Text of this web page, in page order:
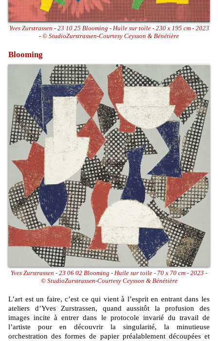
Yves Zurstrassen - 23 10 25 Blooming - Huile sur toile - 230 x 195 cm - 2023
- © StudioZurstrassen-Courtesy Ceysson & Bénétière
Blooming
Yves Zurstrassen - 23 06 02 Blooming - Huile sur toile - 70 x 70 cm - 2023 -
© StudioZurstrassen-Courtesy Ceysson & Bénétière
L’art est un faire, c’est ce qui vient à l’esprit en entrant dans les
ateliers d’Yves Zurstrassen, quand aussitôt la profusion des
images incite à entrer dans le protocole invarié du travail de
l’artiste pour en découvrir la singularité, la minutieuse
orchestration des formes de papier préalablement découpées et